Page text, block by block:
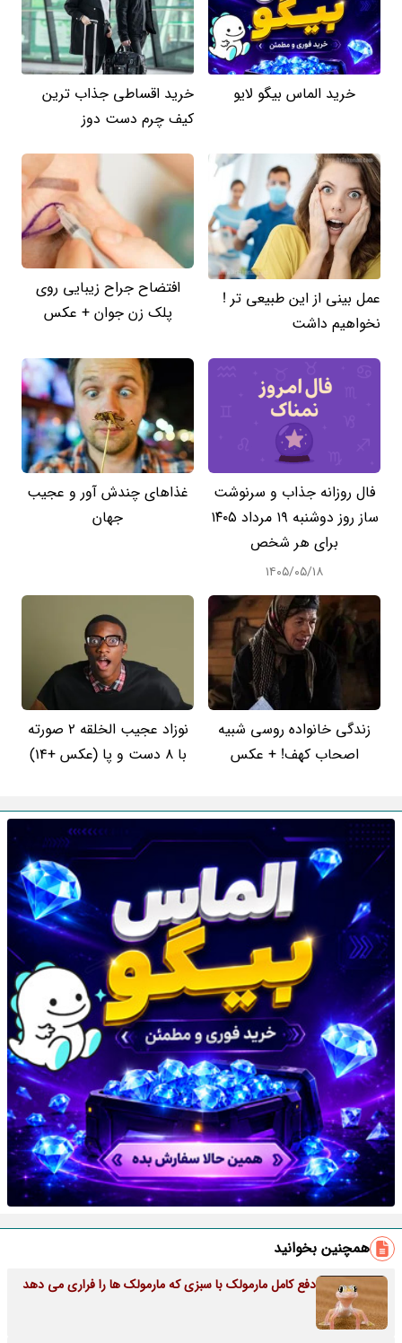
خرید الماس بیگو لایو
خرید اقساطی جذاب ترین
کیف چرم دست دوز
عمل بینی از این طبیعی تر !
نخواهیم داشت
افتضاح جراح زیبایی روی
پلک زن جوان + عکس
فال روزانه جذاب و سرنوشت
ساز روز دوشنبه ۱۹ مرداد ۱۴۰۵
برای هر شخص
۱۴۰۵/۰۵/۱۸
غذاهای چندش آور و عجیب
جهان
زندگی خانواده روسی شبیه
اصحاب کهف! + عکس
نوزاد عجیب الخلقه 2 صورته
با 8 دست و پا (عکس +14)
همچنین بخوانید
دفع کامل مارمولک با سبزی که مارمولک ها را فراری می دهد